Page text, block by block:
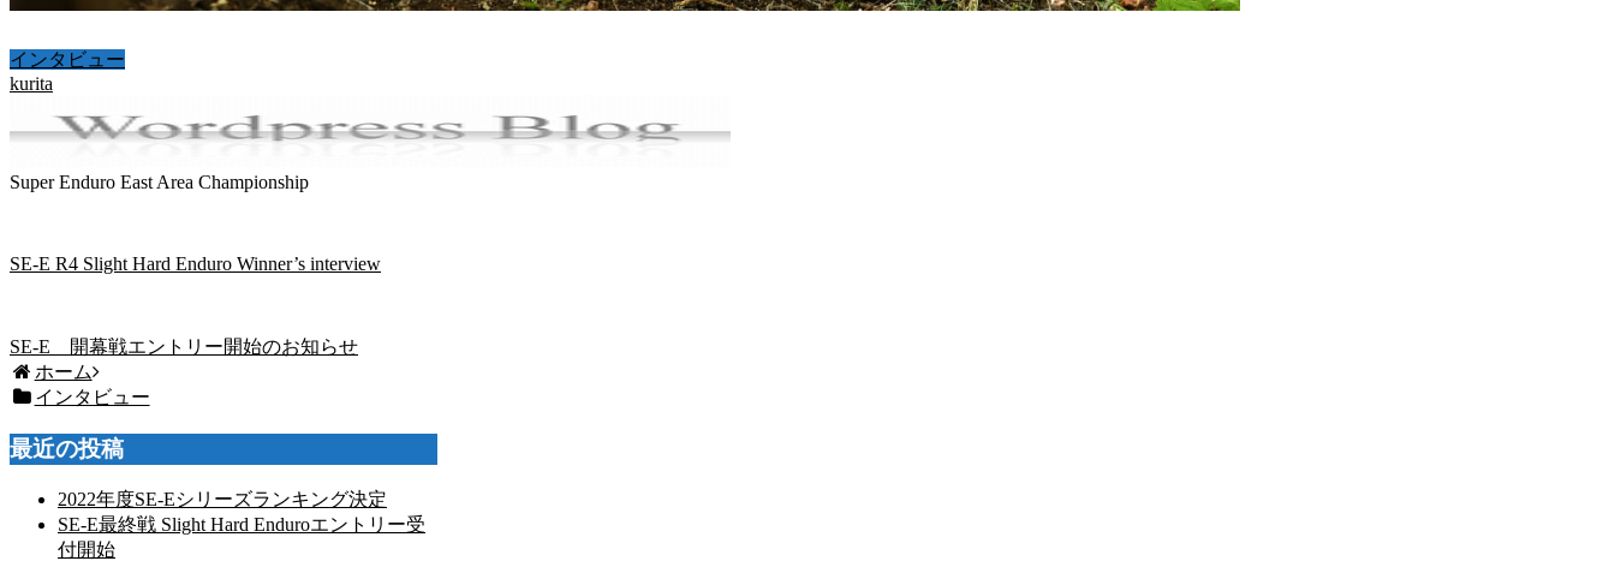
インタビュー
kurita
Super Enduro East Area Championship
SE-E R4 Slight Hard Enduro Winner’s interview
SE-E 開幕戦エントリー開始のお知らせ
ホーム
インタビュー
最近の投稿
2022年度SE-Eシリーズランキング決定
SE-E最終戦 Slight Hard Enduroエントリー受
付開始